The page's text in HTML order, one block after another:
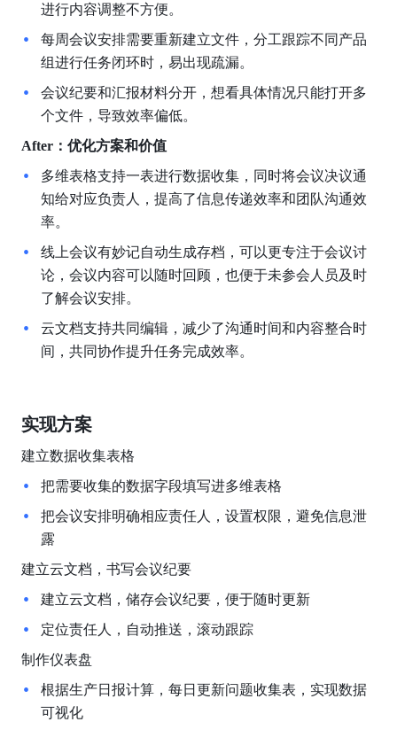
进行内容调整不方便。
每周会议安排需要重新建立文件，分工跟踪不同产品
组进行任务闭环时，易出现疏漏。
会议纪要和汇报材料分开，想看具体情况只能打开多
个文件，导致效率偏低。
After：优化方案和价值
多维表格支持一表进行数据收集，同时将会议决议通
知给对应负责人，提高了信息传递效率和团队沟通效
率。
线上会议有妙记自动生成存档，可以更专注于会议讨
论，会议内容可以随时回顾，也便于未参会人员及时
了解会议安排。
云文档支持共同编辑，减少了沟通时间和内容整合时
间，共同协作提升任务完成效率。
实现方案
建立数据收集表格
把需要收集的数据字段填写进多维表格
把会议安排明确相应责任人，设置权限，避免信息泄
露
建立云文档，书写会议纪要
建立云文档，储存会议纪要，便于随时更新
定位责任人，自动推送，滚动跟踪
制作仪表盘
根据生产日报计算，每日更新问题收集表，实现数据
可视化